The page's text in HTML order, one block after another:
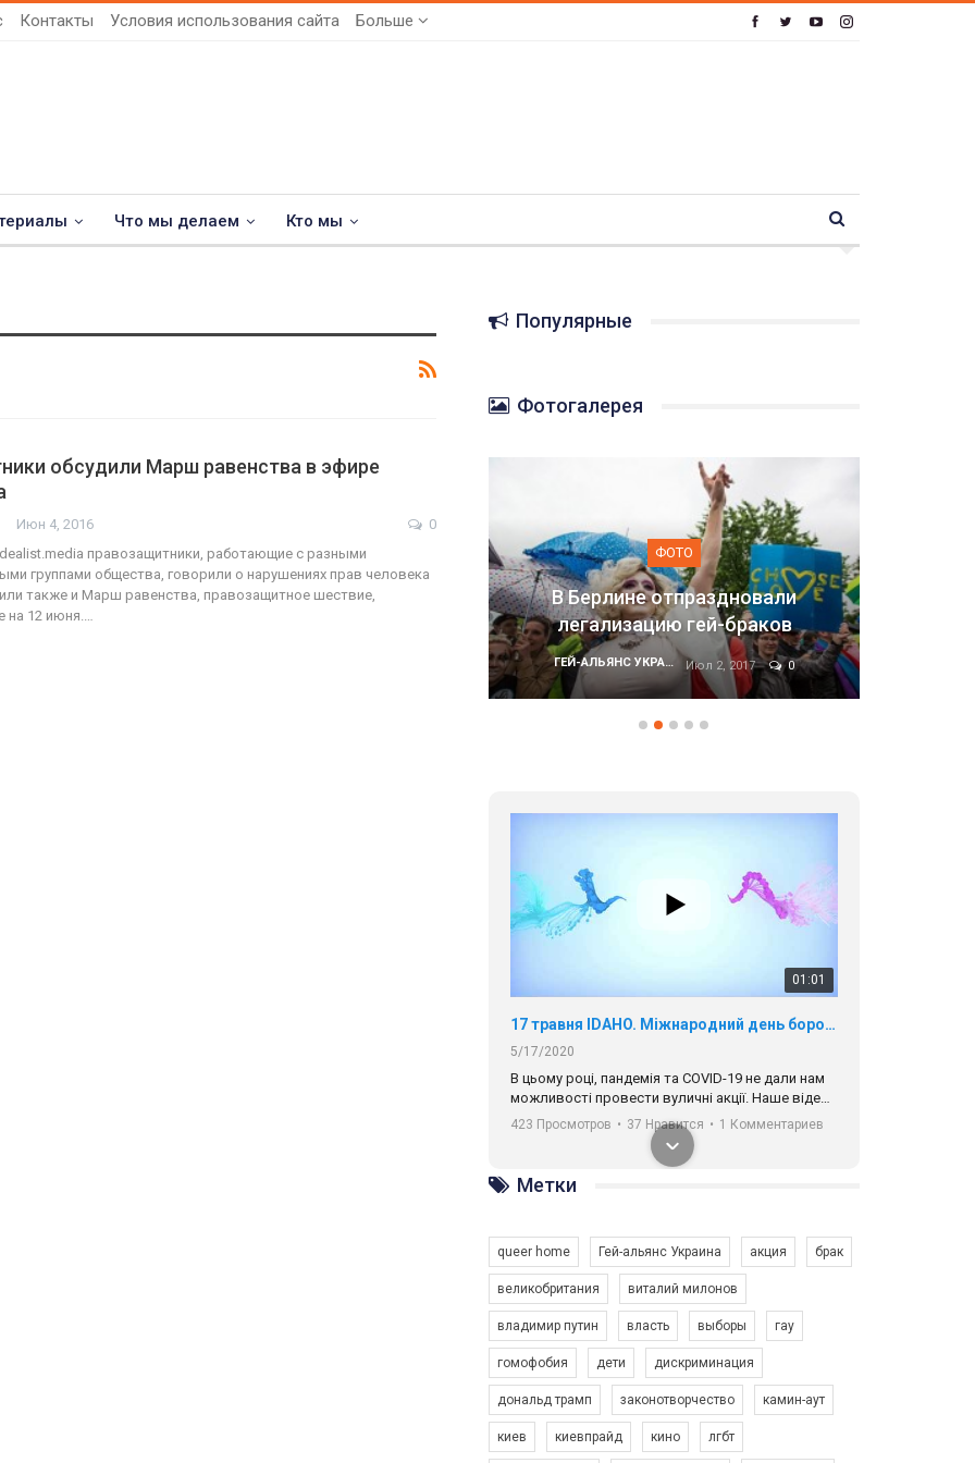
Контакты Условия использования сайта Больше
Что мы делаем Кто мы
обсудили Марш равенства в эфире
Июн 4, 2016
0
правозащитники, работающие с разными
группами общества, говорили о нарушениях прав человека
также и Марш равенства, правозащитное шествие,
на 12 июня.…
Популярные
Фотогалерея
ФОТО
В Берлине отпраздновали
легализацию гей-браков
0
ФОТО
Марш равенства в Киеве, 2017
ГЕЙ-АЛЬЯНС УКРАИНА Июн 20, 2017
01:01
17 травня IDAHO. Міжнародний день боротьби з гомофобією трансфобією і біфобія.
5/17/2020
В цьому році, пандемія та COVІD-19 не дали нам
можливості провести вуличні акції. Наше відео-
звернення про те, що навіть коли ми у різних
містах та не можемо зустрінеться, ми разом. Ми
закликаємо всіх хто поділяє цінності рівності та
солідарності, приєднатися до нас. Регіональні
підрозділи ГАУ є в 16 областях України.
423 Просмотров • 37 Нравится • 1 Комментариев
Зупинимо насильство проти ЛГБТ в Україні! Stop violence against LGBT in Ukraine!
Емоційний та вражаючий промо-ролік на
Метки
queer home Гей-альянс Украина акция брак
великобритания виталий милонов
владимир путин власть выборы гау
гомофобия дети дискриминация
дональд трамп законотворчество камин-аут
киев киевпрайд кино лгбт